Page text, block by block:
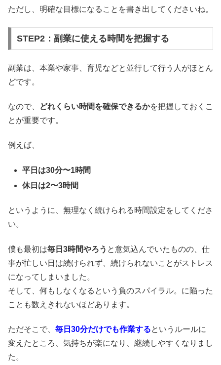
ただし、明確な目標になることを書き出してくださいね。
STEP2：副業に使える時間を把握する
副業は、本業や家事、育児などと並行して行う人がほとん
どです。
なので、 どれくらい時間を確保できるかを把握しておくこ
とが重要です。
例えば、
平日は30分〜1時間
休日は2〜3時間
というように、無理なく続けられる時間設定をしてくださ
い。
僕も最初は毎日3時間やろう と意気込んでいたものの、仕
事が忙しい日は続けられず、続けられないことがストレス
になってしまいました。
そして、何もしなくなるという負のスパイラル。に陥った
ことも数えきれないほどあります。
ただそこで、 毎日30分だけでも作業するというルールに
変えたところ、気持ちが楽になり、継続しやすくなりまし
た。